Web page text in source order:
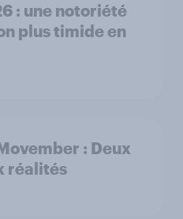
: une notoriété
plus timide en
: Deux
réalités